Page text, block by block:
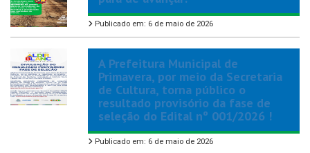
Publicado em: 6 de maio de 2026
A Prefeitura Municipal de
Primavera, por meio da Secretaria
de Cultura, torna público o
resultado provisório da fase de
seleção do Edital nº 001/2026 !
Publicado em: 6 de maio de 2026